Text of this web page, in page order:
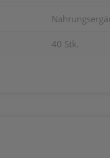
40 Stk.